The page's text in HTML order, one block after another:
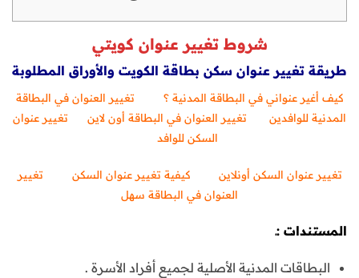
شروط تغيير عنوان كويتي
طريقة تغيير عنوان سكن بطاقة الكويت والأوراق المطلوبة
كيف أغير عنواني في البطاقة المدنية ؟
تغيير العنوان في البطاقة
المدنية للوافدين
تغيير العنوان في البطاقة أون لاين
تغيير عنوان
السكن للوافد
تغيير عنوان السكن أونلاين كيفية تغيير عنوان السكن
تغيير
العنوان في البطاقة سهل
المستندات :ـ
البطاقات المدنية الأصلية لجميع أفراد الأسرة .